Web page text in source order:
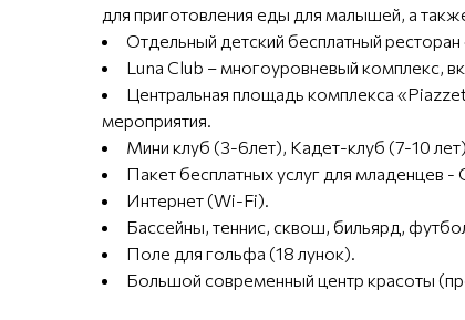
для приготовления еды для малышей, а
Отдельный детский бесплатный
Luna Club – многоуровневый комплекс,
Центральная площадь комплекса
мероприятия.
Мини клуб (3-6лет), Кадет-клуб (7-10
Пакет бесплатных услуг для младенцев
Интернет (Wi-Fi).
Бассейны, теннис, сквош, бильярд,
Поле для гольфа (18 лунок).
Большой современный центр красоты